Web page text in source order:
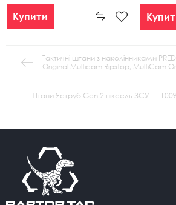
Купити
Тактичні штани з наколінниками
Original Multicam Ripstop, MultiCam
Штани Яструб Gen 2 піксель ЗСУ —